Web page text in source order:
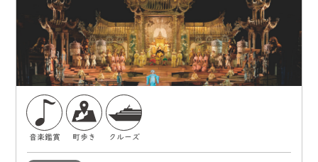
音楽鑑賞 町歩き クルーズ